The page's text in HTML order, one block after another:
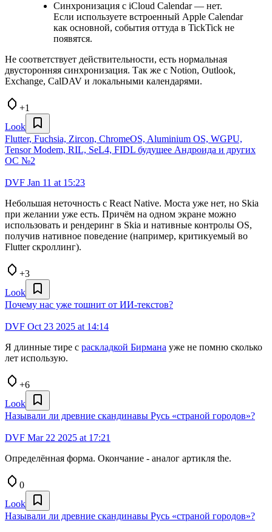
Синхронизация с iCloud Calendar — нет.
Если используете встроенный Apple Calendar
как основной, события оттуда в TickTick не
появятся.
Не соответствует действительности, есть нормальная
двусторонняя синхронизация. Так же с Notion, Outlook,
Exchange, CalDAV и локальными календарями.
+1
Look
Flutter, Fuchsia, Zircon, ChromeOS, Aluminium OS, WGPU,
Tensor Modem, RIL, SeL4, FIDL будущее Андроида и других
ОС №2
DVF Jan 11 at 15:23
Небольшая неточность с React Native. Моста уже нет, но Skia
при желании уже есть. Причём на одном экране можно
использовать и рендеринг в Skia и нативные контролы OS,
получив нативное поведение (например, критикуемый во
Flutter скроллинг).
+3
Look
Почему нас уже тошнит от ИИ-текстов?
DVF Oct 23 2025 at 14:14
Я длинные тире с раскладкой Бирмана уже не помню сколько
лет использую.
+6
Look
Называли ли древние скандинавы Русь «страной городов»?
DVF Mar 22 2025 at 17:21
Определённая форма. Окончание - аналог артикля the.
0
Look
Называли ли древние скандинавы Русь «страной городов»?